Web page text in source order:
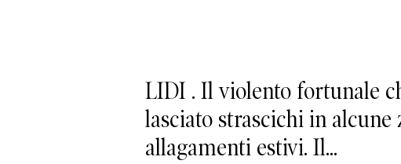
LIDI . Il violento fortunale
lasciato strascichi in alcune
allagamenti estivi. Il...